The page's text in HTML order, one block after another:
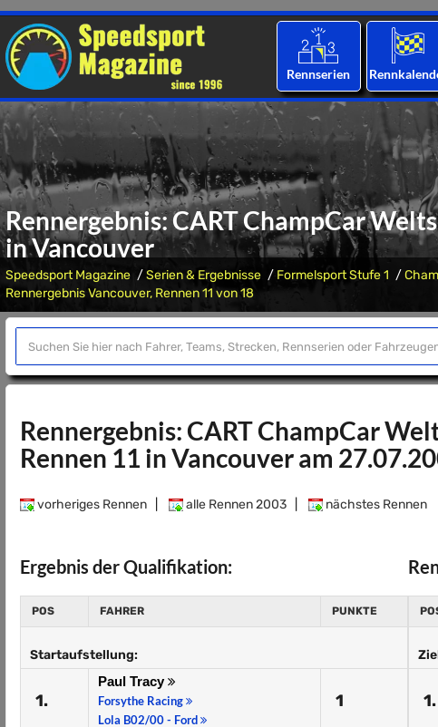
Rennserien
Rennergebnis: CART ChampCar
in Vancouver
Speedsport Magazine Serien & Ergebnisse Formelsport Stufe 1
Rennergebnis Vancouver, Rennen 11 von 18
Rennergebnis: CART ChampCar
Rennen 11 in Vancouver am
vorheriges Rennen alle Rennen 2003 nächstes Rennen
Ergebnis der Qualifikation:
POS FAHRER PUNKTE
Startaufstellung:
1.
Paul Tracy
Forsythe Racing
Lola B02/00 - Ford
1 1.